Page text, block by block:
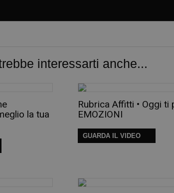
interessarti anche...
la tua
Rubrica Affitti • Oggi ti
EMOZIONI
GUARDA IL VIDEO